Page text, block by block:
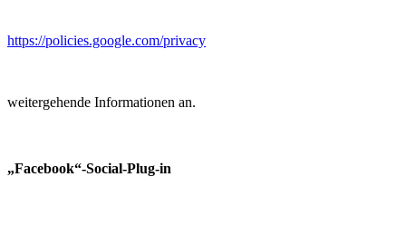
https://policies.google.com/privacy
weitergehende Informationen an.
„Facebook“-Social-Plug-in